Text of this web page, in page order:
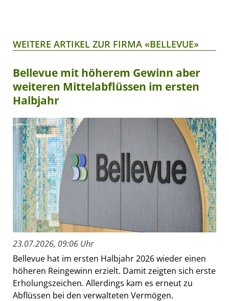
WEITERE ARTIKEL ZUR FIRMA «BELLEVUE»
Bellevue mit höherem Gewinn aber
weiteren Mittelabflüssen im ersten
Halbjahr
23.07.2026, 09:06 Uhr
Bellevue hat im ersten Halbjahr 2026 wieder einen
höheren Reingewinn erzielt. Damit zeigten sich erste
Erholungszeichen. Allerdings kam es erneut zu
Abflüssen bei den verwalteten Vermögen.